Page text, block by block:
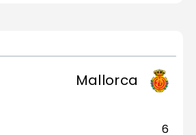
Mallorca
6